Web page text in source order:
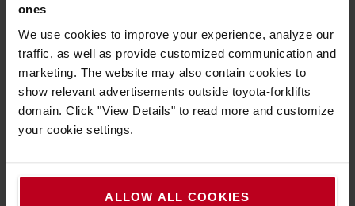
ones
We use cookies to improve your experience, analyze our
traffic, as well as provide customized communication and
marketing. The website may also contain cookies to
show relevant advertisements outside toyota-forklifts
domain. Click "View Details" to read more and customize
your cookie settings.
ALLOW ALL COOKIES
Excellente visibilité panoramique